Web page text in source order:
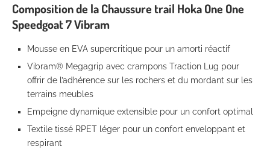
Composition de la Chaussure trail Hoka One One
Speedgoat 7 Vibram
Mousse en EVA supercritique pour un amorti réactif
Vibram® Megagrip avec crampons Traction Lug pour
offrir de l’adhérence sur les rochers et du mordant sur les
terrains meubles
Empeigne dynamique extensible pour un confort optimal
Textile tissé RPET léger pour un confort enveloppant et
respirant